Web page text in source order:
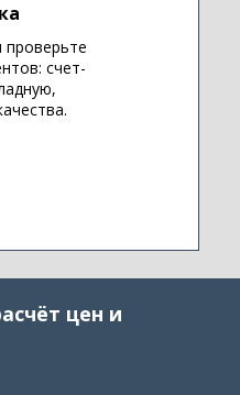
проверьте
счет-
цен и